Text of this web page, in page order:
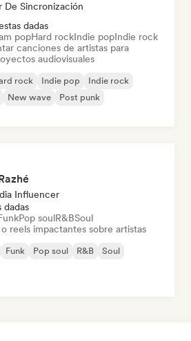
De Sincronización
dadas
popHard rockIndie popIndie rock
canciones de artistas para
audiovisuales
rock Indie pop
Indie rock
New wave
Post punk
Influencer
dadas
Pop soulR&BSoul
reels impactantes sobre artistas
Funk Pop soul R&B
Soul